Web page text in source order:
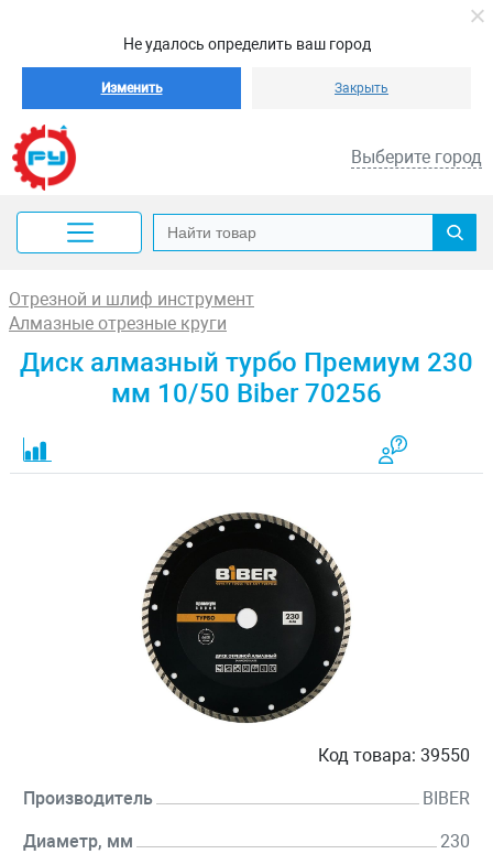
Не удалось определить ваш город
Изменить Закрыть
Выберите город
Отрезной и шлиф инструмент
Алмазные отрезные круги
Диск алмазный турбо Премиум 230
мм 10/50 Biber 70256
Код товара: 39550
Производитель BIBER
Диаметр, мм 230